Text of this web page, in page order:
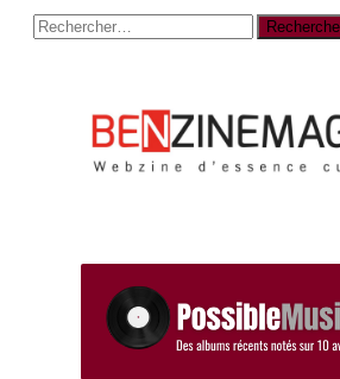
Rechercher :